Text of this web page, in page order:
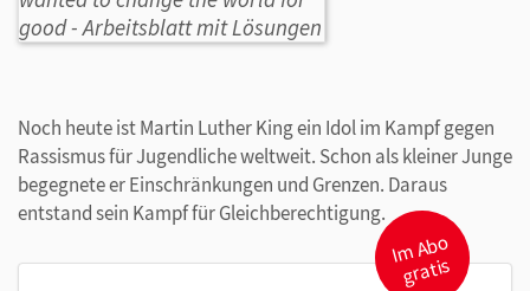
Noch heute ist Martin Luther King ein Idol im Kampf gegen
Rassismus für Jugendliche weltweit. Schon als kleiner Junge
begegnete er Einschränkungen und Grenzen. Daraus
entstand sein Kampf für Gleichberechtigung.
I
m
A
b
o
gr
atis